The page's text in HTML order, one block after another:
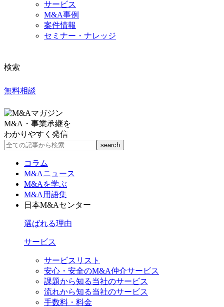
サービス
M&A事例
案件情報
セミナー・ナレッジ
検索
無料相談
M&A・事業承継を
わかりやすく発信
コラム
M&Aニュース
M&Aを学ぶ
M&A用語集
日本M&Aセンター
選ばれる理由
サービス
サービスリスト
安心・安全のM&A仲介サービス
課題から知る当社のサービス
流れから知る当社のサービス
手数料・料金